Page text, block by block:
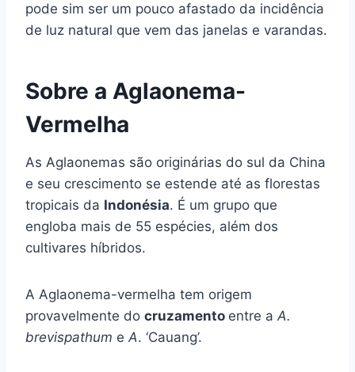
pode sim ser um pouco afastado da incidência
de luz natural que vem das janelas e varandas.
Sobre a Aglaonema-
Vermelha
As Aglaonemas são originárias do sul da China
e seu crescimento se estende até as florestas
tropicais da Indonésia. É um grupo que
engloba mais de 55 espécies, além dos
cultivares híbridos.
A Aglaonema-vermelha tem origem
provavelmente do cruzamento entre a A.
brevispathum e A. ‘Cauang’.